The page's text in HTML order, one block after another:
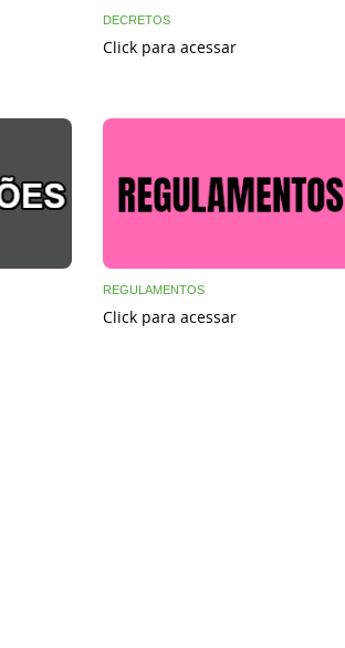
DECRETOS
Click para acessar
REGULAMENTOS
Click para acessar